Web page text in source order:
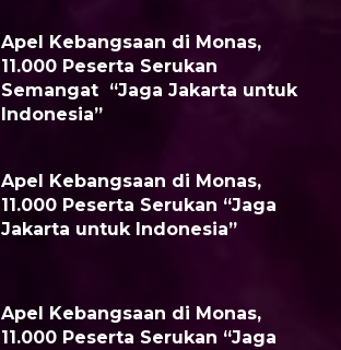
Apel Kebangsaan di Monas,
11.000 Peserta Serukan
Semangat “Jaga Jakarta untuk
Indonesia”
Apel Kebangsaan di Monas,
11.000 Peserta Serukan “Jaga
Jakarta untuk Indonesia”
Apel Kebangsaan di Monas,
11.000 Peserta Serukan “Jaga